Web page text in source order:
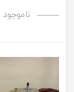
ناموجود